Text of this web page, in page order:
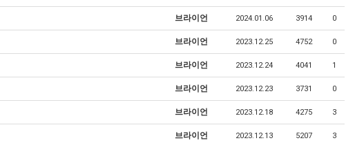
브라이언 2024.01.06 3914 0
브라이언 2023.12.25 4752 0
브라이언 2023.12.24 4041 1
브라이언 2023.12.23 3731 0
브라이언 2023.12.18 4275 3
브라이언 2023.12.13 5207 3